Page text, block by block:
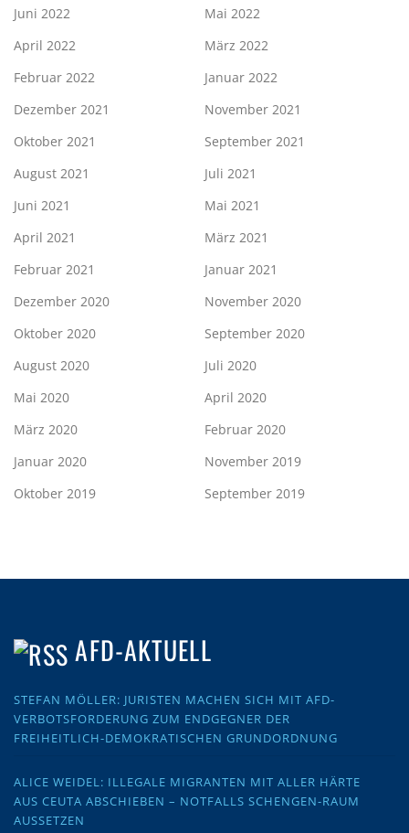
Juni 2022
Mai 2022
April 2022
März 2022
Februar 2022
Januar 2022
Dezember 2021
November 2021
Oktober 2021
September 2021
August 2021
Juli 2021
Juni 2021
Mai 2021
April 2021
März 2021
Februar 2021
Januar 2021
Dezember 2020
November 2020
Oktober 2020
September 2020
August 2020
Juli 2020
Mai 2020
April 2020
März 2020
Februar 2020
Januar 2020
November 2019
Oktober 2019
September 2019
AFD-AKTUELL
STEFAN MÖLLER: JURISTEN MACHEN SICH MIT AFD-
VERBOTSFORDERUNG ZUM ENDGEGNER DER
FREIHEITLICH-DEMOKRATISCHEN GRUNDORDNUNG
ALICE WEIDEL: ILLEGALE MIGRANTEN MIT ALLER HÄRTE
AUS CEUTA ABSCHIEBEN – NOTFALLS SCHENGEN-RAUM
AUSSETZEN